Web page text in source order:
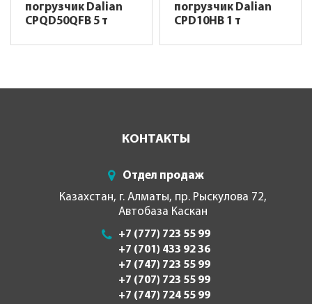
погрузчик Dalian
CPQD50QFB 5 т
погрузчик Dalian
CPD10HB 1 т
КОНТАКТЫ
Отдел продаж
Казахстан, г. Алматы, пр. Рыскулова 72,
Автобаза Каскан
+7 (777) 723 55 99
+7 (701) 433 92 36
+7 (747) 723 55 99
+7 (707) 723 55 99
+7 (747) 724 55 99